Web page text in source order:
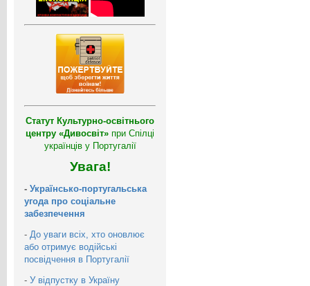
Статут Культурно-освітнього
центру «Дивосвіт» при Спілці
українців у Португалії
Увага!
- Українсько-португальська
угода про соціальне
забезпечення
- До уваги всіх, хто оновлює
або отримує водійські
посвідчення в Португалії
- У відпустку в Україну